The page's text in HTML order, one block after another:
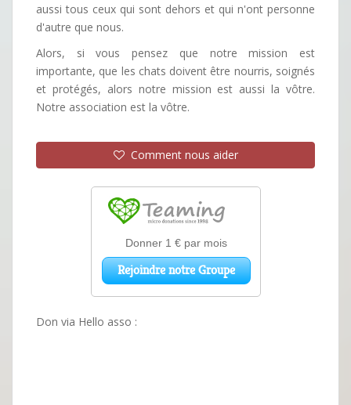
aussi tous ceux qui sont dehors et qui n'ont personne
d'autre que nous.
Alors, si vous pensez que notre mission est
importante, que les chats doivent être nourris, soignés
et protégés, alors notre mission est aussi la vôtre.
Notre association est la vôtre.
Comment nous aider
Don via Hello asso :